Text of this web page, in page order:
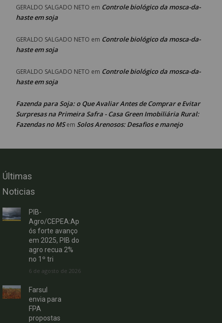
GERALDO SALGADO NETO em Controle biológico da mosca-da-
haste em soja
GERALDO SALGADO NETO em Controle biológico da mosca-da-
haste em soja
GERALDO SALGADO NETO em Controle biológico da mosca-da-
haste em soja
Fazenda para Soja: o Que Avaliar Antes de Comprar e Evitar
Surpresas na Primeira Safra - Casa Green Imobiliária Rural:
Fazendas no MSem Solos Arenosos: Desafios e manejo
Últimas
Noticias
PIB-
Agro/CEPEA:Ap
ós forte avanço
em 2025, PIB do
agro recua 2%
no 1º tri
6 de agosto de 2026
Farsul
envia para
FPA
propostas